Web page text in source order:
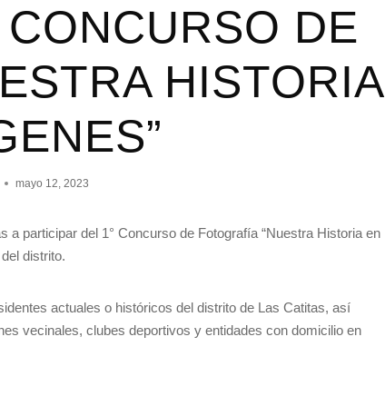
DE
HISTORIA
mayo 12, 2023
participar del 1° Concurso de Fotografía “Nuestra Historia en
distrito.
actuales o históricos del distrito de Las Catitas, así
vecinales, clubes deportivos y entidades con domicilio en